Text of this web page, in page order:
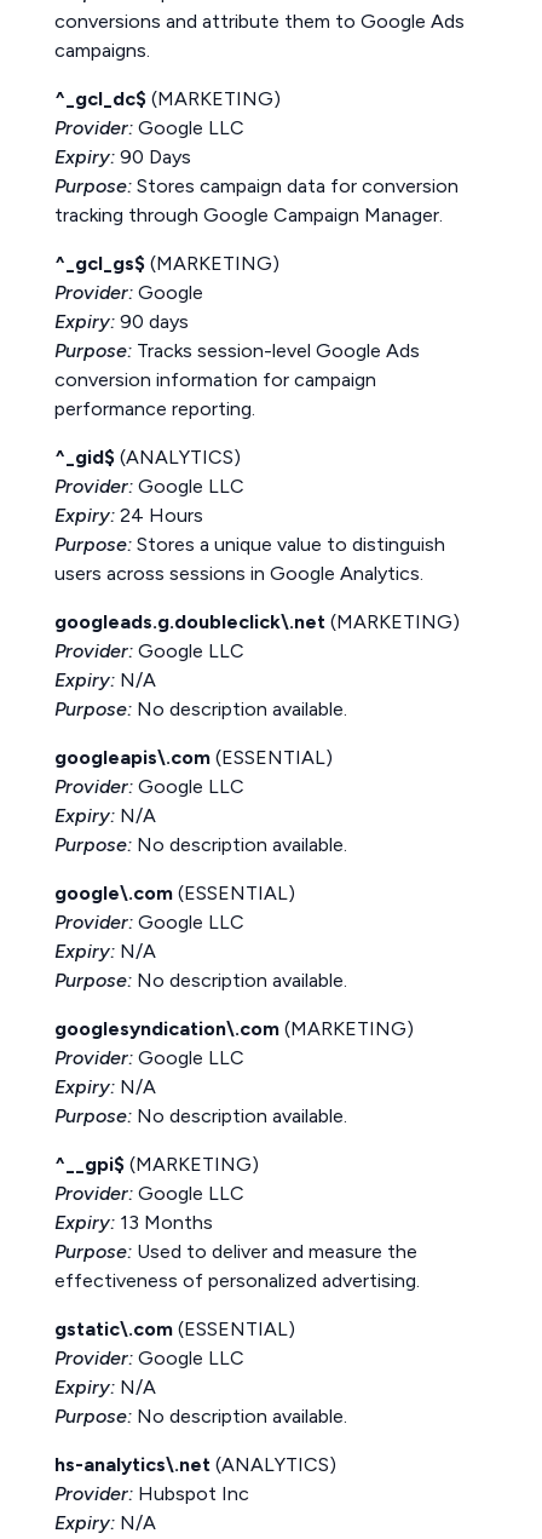
conversions and attribute them to Google Ads
campaigns.
^_gcl_dc$ (MARKETING)
Provider: Google LLC
Expiry: 90 Days
Purpose: Stores campaign data for conversion
tracking through Google Campaign Manager.
^_gcl_gs$ (MARKETING)
Provider: Google
Expiry: 90 days
Purpose: Tracks session-level Google Ads
conversion information for campaign
performance reporting.
^_gid$ (ANALYTICS)
Provider: Google LLC
Expiry: 24 Hours
Purpose: Stores a unique value to distinguish
users across sessions in Google Analytics.
googleads.g.doubleclick\.net (MARKETING)
Provider: Google LLC
Expiry: N/A
Purpose: No description available.
googleapis\.com (ESSENTIAL)
Provider: Google LLC
Expiry: N/A
Purpose: No description available.
google\.com (ESSENTIAL)
Provider: Google LLC
Expiry: N/A
Purpose: No description available.
googlesyndication\.com (MARKETING)
Provider: Google LLC
Expiry: N/A
Purpose: No description available.
^__gpi$ (MARKETING)
Provider: Google LLC
Expiry: 13 Months
Purpose: Used to deliver and measure the
effectiveness of personalized advertising.
gstatic\.com (ESSENTIAL)
Provider: Google LLC
Expiry: N/A
Purpose: No description available.
hs-analytics\.net (ANALYTICS)
Provider: Hubspot Inc
Expiry: N/A